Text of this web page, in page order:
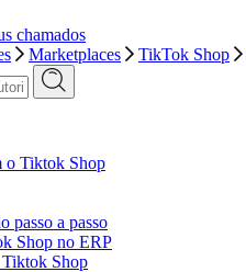
chamados
Marketplaces TikTok Shop
o Tiktok Shop
passo a passo
Shop no ERP
Shop